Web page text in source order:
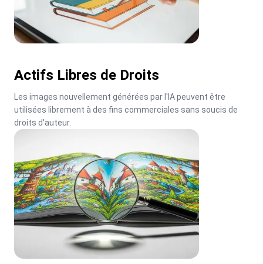
Actifs Libres de Droits
Les images nouvellement générées par l'IA peuvent être
utilisées librement à des fins commerciales sans soucis de
droits d'auteur.